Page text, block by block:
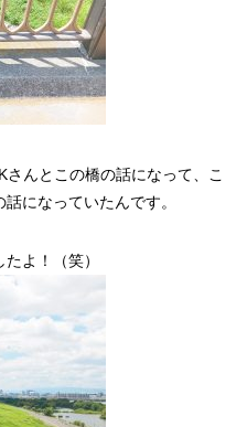
んとこの橋の話になって、こ
になっていたんです。
よ！（笑）